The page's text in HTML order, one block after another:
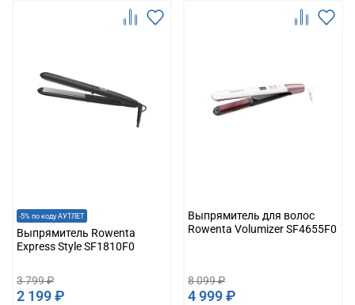
-5% по коду АУТЛЕТ
Выпрямитель Rowenta
Express Style SF1810F0
3 799 ₽
2 199 ₽
Выпрямитель для волос
Rowenta Volumizer SF4655F0
8 099 ₽
4 999 ₽